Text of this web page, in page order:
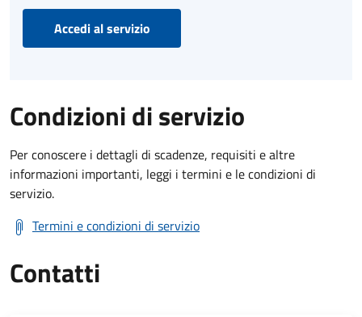
Accedi al servizio
Condizioni di servizio
Per conoscere i dettagli di scadenze, requisiti e altre
informazioni importanti, leggi i termini e le condizioni di
servizio.
Termini e condizioni di servizio
Contatti